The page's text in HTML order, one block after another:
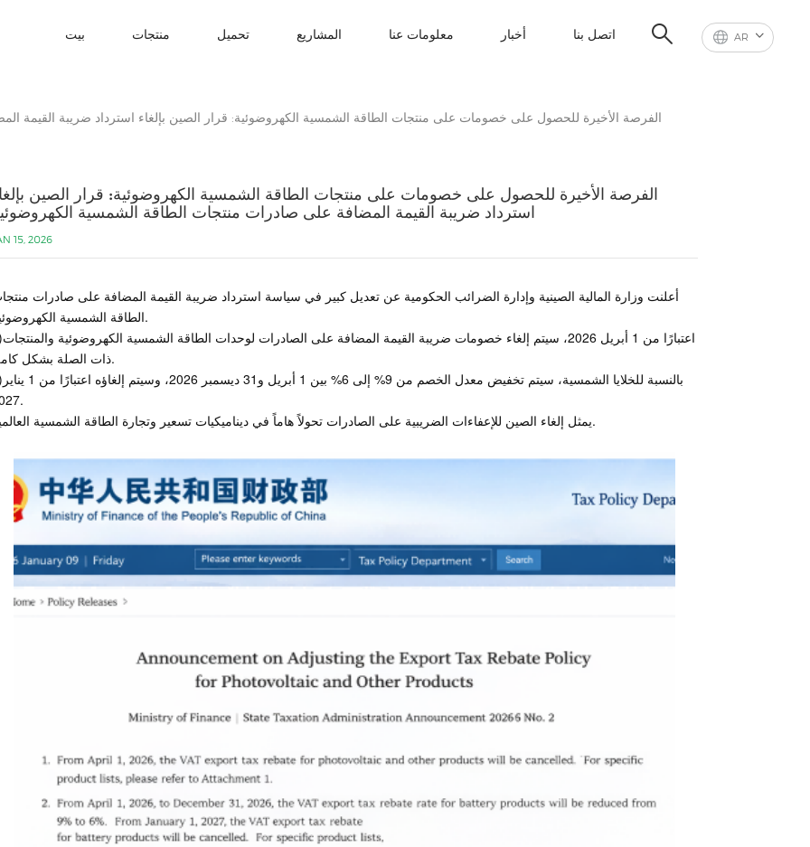
AR بيت منتجات تحميل المشاريع معلومات عنا أخبار اتصل بنا
الفرصة الأخيرة للحصول على خصومات على منتجات الطاقة الشمسية الكهروضوئية: قرار الصين بإلغاء استرداد ضريبة القيمة
الفرصة الأخيرة للحصول على خصومات على منتجات الطاقة الشمسية الكهروضوئية: قرار الصين
استرداد ضريبة القيمة المضافة على صادرات منتجات الطاقة الشمسية
15, 2026
أعلنت وزارة المالية الصينية وإدارة الضرائب الحكومية عن تعديل كبير في سياسة استرداد ضريبة القيمة المضافة على صادرات
الطاقة الشمسية الكهروضوئية.
1)اعتبارًا من 1
ذات الصلة بشكل كامل.
2)بالنسبة
2027.
يمثل إلغاء الصين للإعفاءات الضريبية على الصادرات تحولاً هاماً في ديناميكيات تسعير وتجارة الطاقة الشمسية العالمية.